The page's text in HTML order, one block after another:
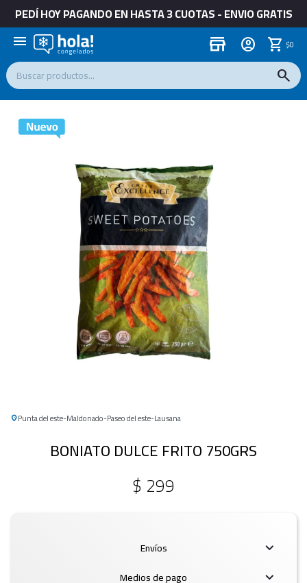
PEDÍ HOY PAGANDO EN HASTA 3 CUOTAS - ENVIO GRATIS
menu store $0
Punta del este Maldonado Paseo del este Lausana
BONIATO DULCE FRITO 750GRS
$ 299
Envíos
Medios de pago